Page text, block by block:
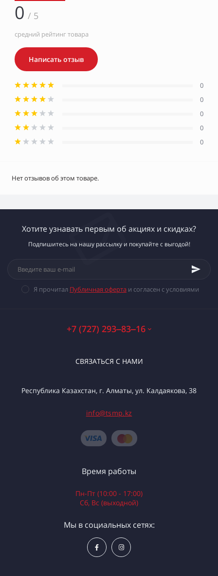
0 / 5
средний рейтинг товара
Написать отзыв
0
0
0
0
0
Нет отзывов об этом товаре.
Хотите узнавать первым об акциях и скидках?
Подпишитесь на нашу рассылку и покупайте с выгодой!
Я прочитал Публичная оферта и согласен с условиями
+7 (727) 293‒83‒16
СВЯЗАТЬСЯ С НАМИ
Республика Казахстан, г. Алматы, ул. Калдаякова, 38
info@tsmp.kz
Время работы
Пн-Пт (10:00 - 17:00)
Сб, Вс (выходной)
Мы в социальных сетях: